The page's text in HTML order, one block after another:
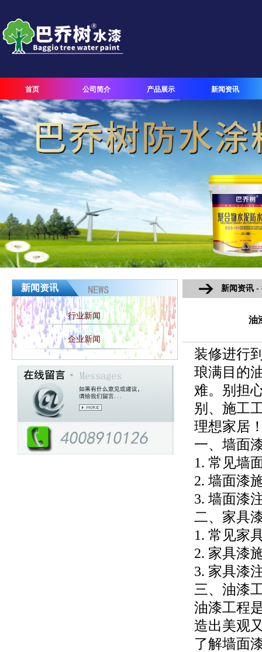
首页 公司简介 产品展示 新闻资讯
新闻资讯
行业新闻
企业新闻
新闻资讯 -
油
装修进行
琅满目的
难。别担
别、施工
理想家居
一、墙面
1. 常见墙
2. 墙面漆
3. 墙面漆
二、家具
1. 常见家
2. 家具漆
3. 家具漆
三、油漆
油漆工程
造出美观
了解墙面